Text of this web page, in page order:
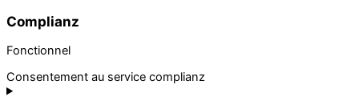
Complianz
Fonctionnel
Consentement au service complianz